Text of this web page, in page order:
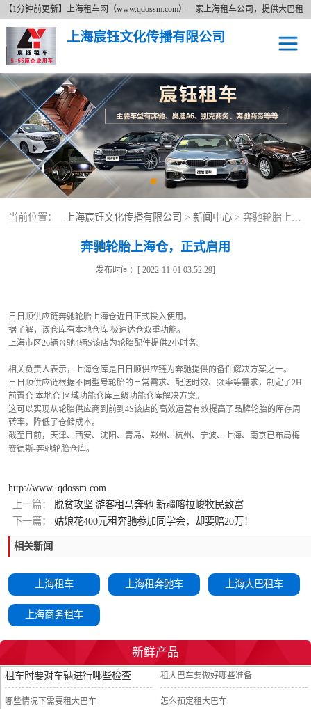
【1分钟前更新】上海租车网（www.qdossm.com）一家上海租车公司，提供大巴租
车、商务租车、租奔驰、租商务车等租车服务，详细了解租车价格拨打免费咨询电
话17621673395。上海租车网以追求更好无止境的服务宗旨、持续的改善服务质量
的经营理念及费用透明的上海租车价格为广大新老客户提供各种类型的租车服务。
上海宸钰文化传播有限公司
当前位置： 上海宸钰文化传播有限公司 > 新闻中心 > 奔驰轮胎上海仓，正式启用
奔驰轮胎上海仓，正式启用
发布时间：[ 2022-11-01 03:52:29]
日日顺供应链奔驰轮胎上海仓近日正式投入使用。
据了解，该仓库有本地仓库 极速达仓双重功能。
上海市区26辆奔驰4辆S该店为轮胎配件提供2小时务。
相关负责人表示，上海仓库是日日顺供应链为奔驰提供的备件解决方案之一。
日日顺供应链根据不同型号轮胎的日常需求、配送时效、频率等需求，制定了2H
前置仓 本地仓 区域功能仓库三级功能仓库解决方案。
这可以实现从轮胎供应商到前到4S该店的高效运营有效提高了品牌轮胎的库存周
转率，降低了仓储成本。
截至目前，天津、西安、沈阳、青岛、郑州、杭州、宁波、上海、南京已布局梅
赛德斯-奔驰轮胎仓库。
http://www. qdossm.com
上一篇：
脱贫攻坚|游客租马奔驰 新疆喀拉峻牧民致富
下一篇：
姑娘花400元租奔驰参加同学会，却要赔20万！
相关新闻
上海租车 上海租奔驰车 上海大巴租车
上海商务租车
新鲜产品
租车时要对车辆进行哪些检查 租大巴车要做好哪些准备
哪些情况下需要租大巴车 怎么预定租大巴车
上海租车
上海租奔驰车
上海大巴租车
上海商务租车